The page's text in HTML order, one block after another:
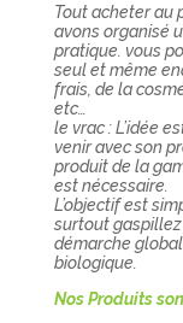
Tout acheter au
avons organisé
pratique. vous
seul et même
frais, de la
etc…
le vrac : L’idée
venir avec son
produit de la
est nécessaire.
L’objectif est
surtout
démarche
biologique.
Nos Produits